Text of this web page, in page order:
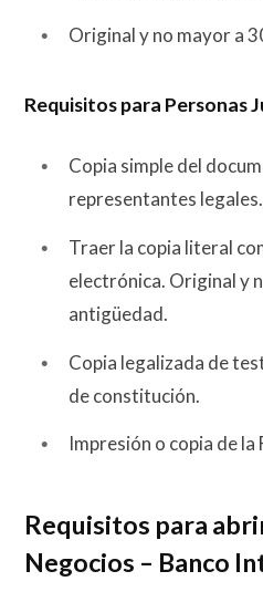
Original y no mayor a
Requisitos para Personas
Copia simple del
representantes legales.
Traer la copia literal
electrónica. Original y
antigüedad.​
Copia legalizada de
de constitución.​
Impresión o copia de la
Requisitos para
Negocios – Banco